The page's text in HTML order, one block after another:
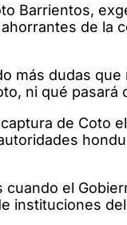
Barrientos,
de la
más dudas
ni qué pasará
de Coto
cuando el
instituciones